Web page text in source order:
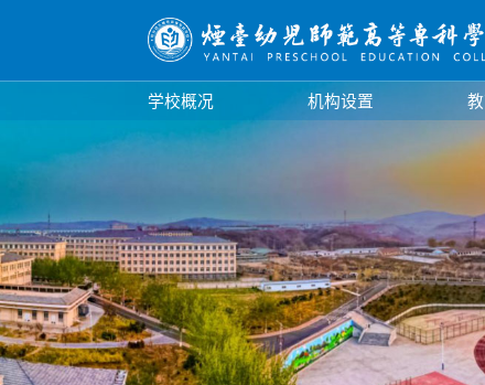
学校概况
学校简介
学校标识
历史沿革
校园风光
机构设置